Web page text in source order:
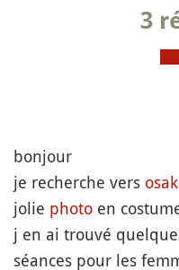
3
bonjour
je recherche vers
jolie photo en
j en ai trouvé
séances pour les